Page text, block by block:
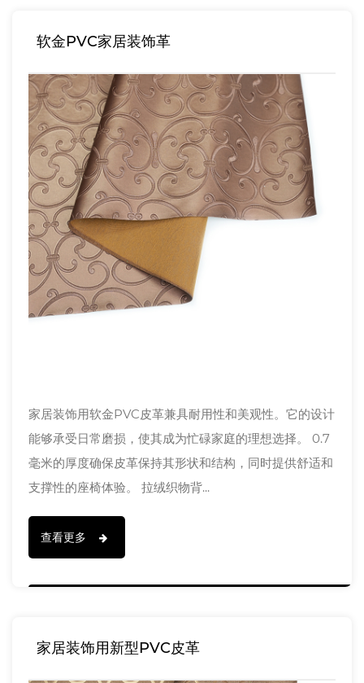
软金PVC家居装饰革
家居装饰用软金PVC皮革兼具耐用性和美观性。它的设计
能够承受日常磨损，使其成为忙碌家庭的理想选择。 0.7
毫米的厚度确保皮革保持其形状和结构，同时提供舒适和
支撑性的座椅体验。 拉绒织物背...
查看更多
家居装饰用新型PVC皮革